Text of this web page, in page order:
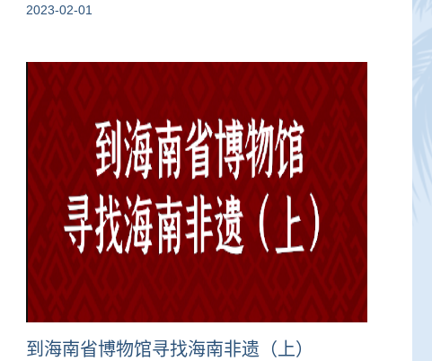
2023-02-01
到海南省博物馆寻找海南非遗（上）